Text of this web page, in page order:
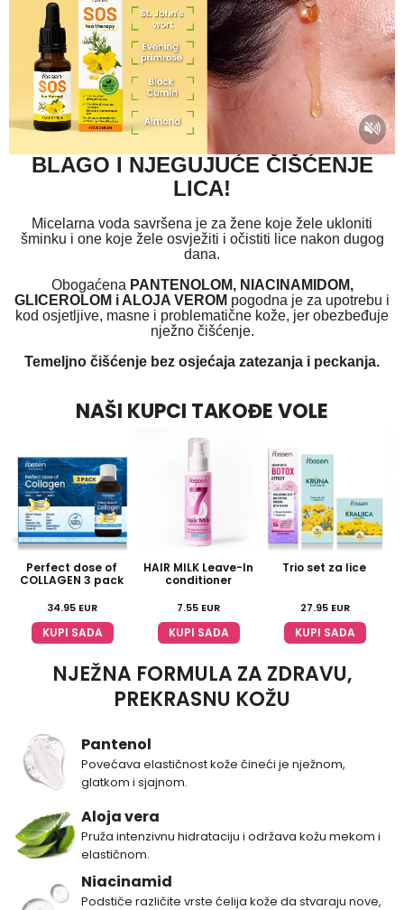
BLAGO I NJEGUJUĆE ČIŠĆENJE
LICA!
Micelarna voda savršena je za žene koje žele ukloniti
šminku i one koje žele osvježiti i očistiti lice nakon dugog
dana.
Obogaćena PANTENOLOM, NIACINAMIDOM,
GLICEROLOM i ALOJA VEROM pogodna je za upotrebu i
kod osjetljive, masne i problematične kože, jer obezbeđuje
nježno čišćenje.
Temeljno čišćenje bez osjećaja zatezanja i peckanja.
NAŠI KUPCI TAKOĐE VOLE
Perfect dose of
COLLAGEN 3 pack
34.95 EUR
KUPI SADA
HAIR MILK Leave-In
conditioner
7.55 EUR
KUPI SADA
Trio set za lice
27.95 EUR
KUPI SADA
NJEŽNA FORMULA ZA ZDRAVU,
PREKRASNU KOŽU
Pantenol
Povećava elastičnost kože čineći je nježnom,
glatkom i sjajnom.
Aloja vera
Pruža intenzivnu hidrataciju i održava kožu mekom i
elastičnom.
Niacinamid
Podstiče različite vrste ćelija kože da stvaraju nove,